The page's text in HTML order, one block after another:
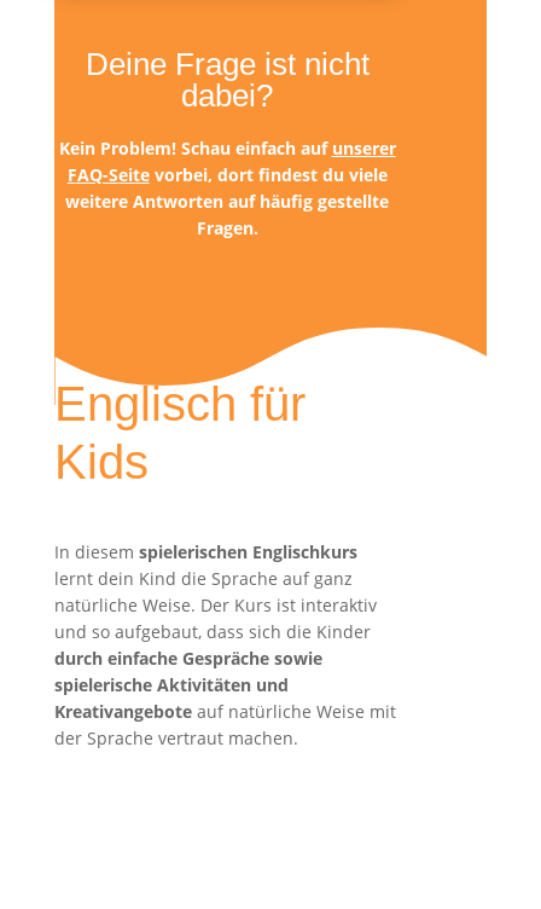
Deine Frage ist nicht
dabei?
Kein Problem! Schau einfach auf unserer
FAQ-Seitevorbei, dort findest du viele
weitere Antworten auf häufig gestellte
Fragen.
Englisch für
Kids
In diesem spielerischen Englischkurs
lernt dein Kind die Sprache auf ganz
natürliche Weise. Der Kurs ist interaktiv
und so aufgebaut, dass sich die Kinder
durch einfache Gespräche sowie
spielerische Aktivitäten und
Kreativangeboteauf natürliche Weise mit
der Sprache vertraut machen.